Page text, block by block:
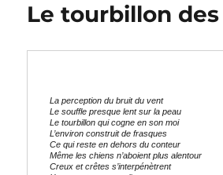
Le tourbillon
La perception du bruit du vent
Le souffle presque lent sur la peau
Le tourbillon qui cogne en son moi
L’environ construit de frasques
Ce qui reste en dehors du conteur
Même les chiens n’aboient plus alentour
Creux et crêtes s’interpénètrent